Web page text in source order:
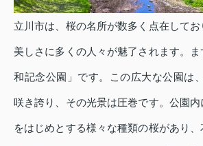
立川市は、桜の名所が数多く点在して
美しさに多くの人々が魅了されます。
和記念公園」です。この広大な公園は
咲き誇り、その光景は圧巻です。公園内
をはじめとする様々な種類の桜があり